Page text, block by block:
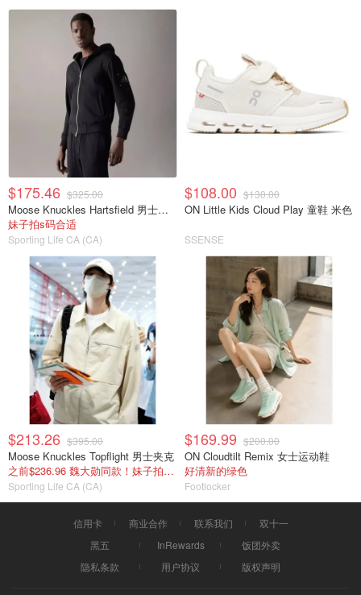
$175.46 $325.00
Moose Knuckles Hartsfield 男士连帽卫衣 拉链款
妹子拍s码合适
Sporting Life CA (CA)
$108.00 $130.00
ON Little Kids Cloud Play 童鞋 米色
SSENSE
$213.26 $395.00
Moose Knuckles Topflight 男士夹克
之前$236.96 魏大勋同款！妹子拍s码
Sporting Life CA (CA)
$169.99 $200.00
ON Cloudtilt Remix 女士运动鞋
好清新的绿色
Footlocker
信用卡 商业合作 联系我们
双十一
黑五
InRewards
饭团外卖
隐私条款
用户协议 版权声明